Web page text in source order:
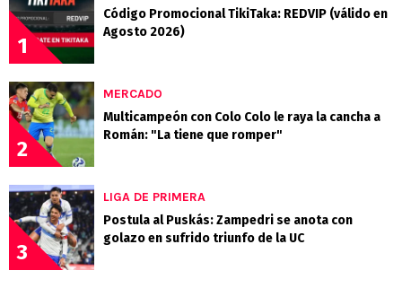
1
Código Promocional TikiTaka: REDVIP (válido en
Agosto 2026)
2
MERCADO
Multicampeón con Colo Colo le raya la cancha a
Román: "La tiene que romper"
3
LIGA DE PRIMERA
Postula al Puskás: Zampedri se anota con
golazo en sufrido triunfo de la UC